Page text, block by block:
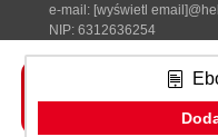
Tonik.pl
e-mail: [wyświetl
NIP: 6312636254